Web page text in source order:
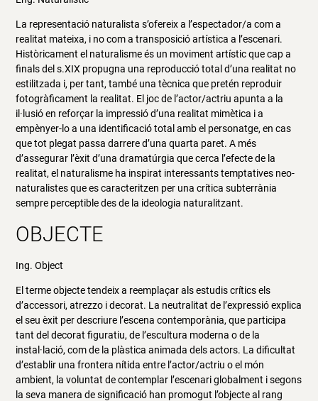
La representació naturalista s’ofereix a l’espectador/a com a
realitat mateixa, i no com a transposició artística a l’escenari.
Històricament el naturalisme és un moviment artístic que cap a
finals del s.XIX propugna una reproducció total d’una realitat no
estilitzada i, per tant, també una tècnica que pretén reproduir
fotogràficament la realitat. El joc de l’actor/actriu apunta a la
il·lusió en reforçar la impressió d’una realitat mimètica i a
empènyer-lo a una identificació total amb el personatge, en cas
que tot plegat passa darrere d’una quarta paret. A més
d’assegurar l’èxit d’una dramatúrgia que cerca l’efecte de la
realitat, el naturalisme ha inspirat interessants temptatives neo-
naturalistes que es caracteritzen per una crítica subterrània
sempre perceptible des de la ideologia naturalitzant.
OBJECTE
Ing. Object
El terme objecte tendeix a reemplaçar als estudis crítics els
d’accessori, atrezzo i decorat. La neutralitat de l’expressió explica
el seu èxit per descriure l’escena contemporània, que participa
tant del decorat figuratiu, de l’escultura moderna o de la
instal·lació, com de la plàstica animada dels actors. La dificultat
d’establir una frontera nítida entre l’actor/actriu o el món
ambient, la voluntat de contemplar l’escenari globalment i segons
la seva manera de significació han promogut l’objecte al rang